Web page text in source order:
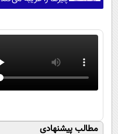
مطالب پیشنهادی